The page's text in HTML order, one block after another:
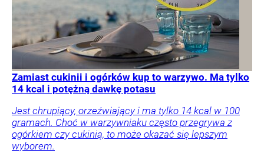
Zamiast cukinii i ogórków kup to warzywo. Ma tylko
14 kcal i potężną dawkę potasu
Jest chrupiący, orzeźwiający i ma tylko 14 kcal w 100
gramach. Choć w warzywniaku często przegrywa z
ogórkiem czy cukinią, to może okazać się lepszym
wyborem.